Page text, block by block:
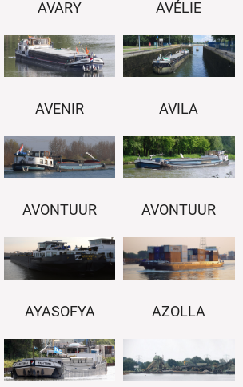
AVARY AVÉLIE
AVENIR AVILA
AVONTUUR AVONTUUR
AYASOFYA AZOLLA